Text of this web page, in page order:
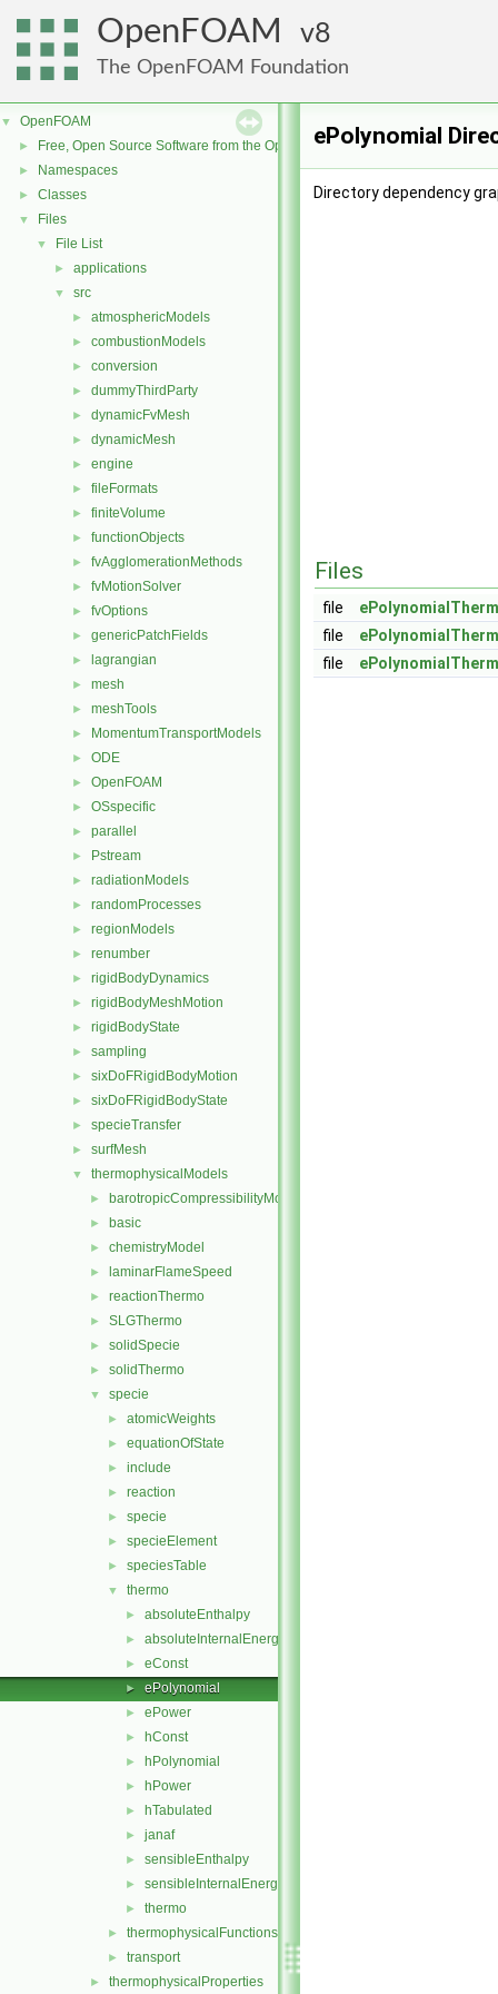
OpenFOAM 8
The OpenFOAM Foundation
▼ OpenFOAM
► Free, Open Source Software from the OpenFOAM Foundation
► Namespaces
► Classes
▼ Files
▼ File List
► applications
▼ src
► atmosphericModels
► combustionModels
► conversion
► dummyThirdParty
► dynamicFvMesh
► dynamicMesh
► engine
► fileFormats
► finiteVolume
► functionObjects
► fvAgglomerationMethods
► fvMotionSolver
► fvOptions
► genericPatchFields
► lagrangian
► mesh
► meshTools
► MomentumTransportModels
► ODE
► OpenFOAM
► OSspecific
► parallel
► Pstream
► radiationModels
► randomProcesses
► regionModels
► renumber
► rigidBodyDynamics
► rigidBodyMeshMotion
► rigidBodyState
► sampling
► sixDoFRigidBodyMotion
► sixDoFRigidBodyState
► specieTransfer
► surfMesh
▼ thermophysicalModels
► barotropicCompressibilityModel
► basic
► chemistryModel
► laminarFlameSpeed
► reactionThermo
► SLGThermo
► solidSpecie
► solidThermo
▼ specie
► atomicWeights
► equationOfState
► include
► reaction
► specie
► specieElement
► speciesTable
▼ thermo
► absoluteEnthalpy
► absoluteInternalEnergy
► eConst
► ePolynomial
► ePower
► hConst
► hPolynomial
► hPower
► hTabulated
► janaf
► sensibleEnthalpy
► sensibleInternalEnergy
► thermo
► thermophysicalFunctions
► transport
► thermophysicalProperties
ePolynomial
Directory dependency
Files
file
file
file